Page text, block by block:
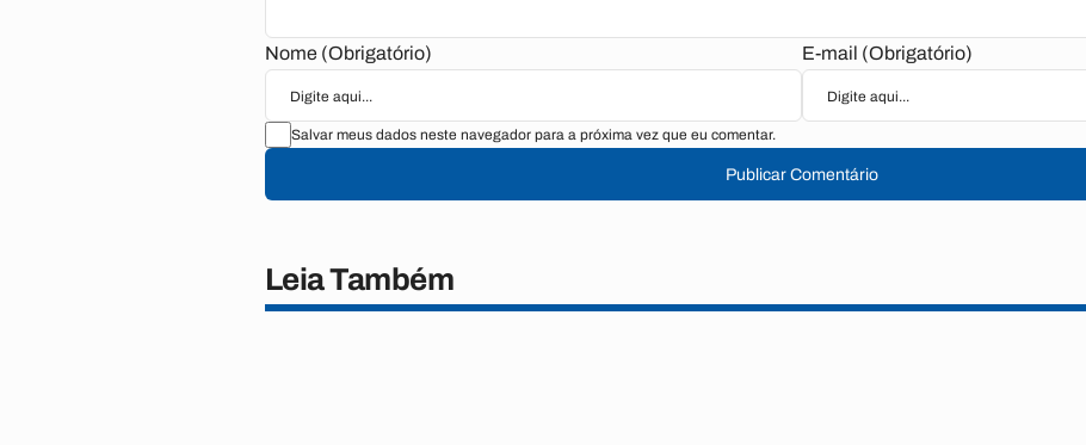
Nome (Obrigatório) E-mail (Obrigatório)
Salvar meus dados neste navegador para a próxima vez que eu comentar.
Publicar Comentário
Leia Também